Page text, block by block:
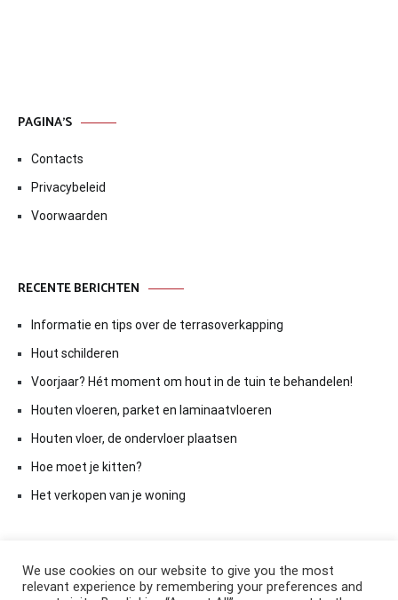
PAGINA’S
Contacts
Privacybeleid
Voorwaarden
RECENTE BERICHTEN
Informatie en tips over de terrasoverkapping
Hout schilderen
Voorjaar? Hét moment om hout in de tuin te behandelen!
Houten vloeren, parket en laminaatvloeren
Houten vloer, de ondervloer plaatsen
Hoe moet je kitten?
Het verkopen van je woning
We use cookies on our website to give you the most
relevant experience by remembering your preferences and